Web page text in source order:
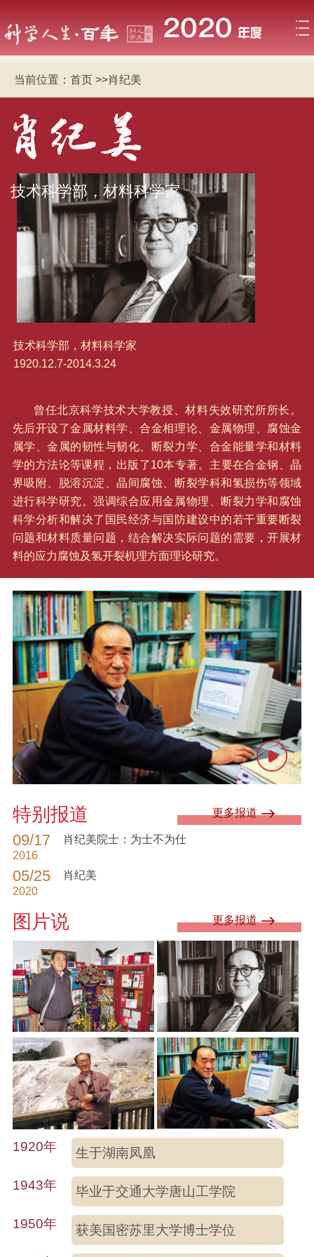
当前位置： 首页 >>肖纪美
技术科学部，材料科学家
1920.12.7-2014.3.24
技术科学部，材料科学家
曾任北京科学技术大学教授、材料失效研究所所长。
先后开设了金属材料学、合金相理论、金属物理、腐蚀金
属学、金属的韧性与韧化、断裂力学、合金能量学和材料
学的方法论等课程，出版了10本专著。主要在合金钢、晶
界吸附、脱溶沉淀、晶间腐蚀、断裂学科和氢损伤等领域
进行科学研究。强调综合应用金属物理、断裂力学和腐蚀
科学分析和解决了国民经济与国防建设中的若干重要断裂
问题和材料质量问题，结合解决实际问题的需要，开展材
料的应力腐蚀及氢开裂机理方面理论研究。
特别报道 更多报道
09/17
2016
肖纪美院士：为士不为仕
05/25
2020
肖纪美
图片说 更多报道
1920年 生于湖南凤凰
1943年 毕业于交通大学唐山工学院
1950年 获美国密苏里大学博士学位